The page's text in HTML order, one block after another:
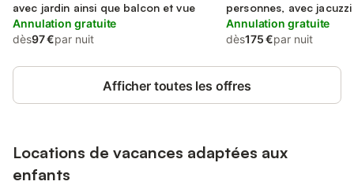
avec jardin ainsi que balcon et vue
Annulation gratuite
dès97 €par nuit
personnes, avec
Annulation gratuite
dès175 €par nuit
Afficher toutes les offres
Locations de vacances adaptées aux
enfants